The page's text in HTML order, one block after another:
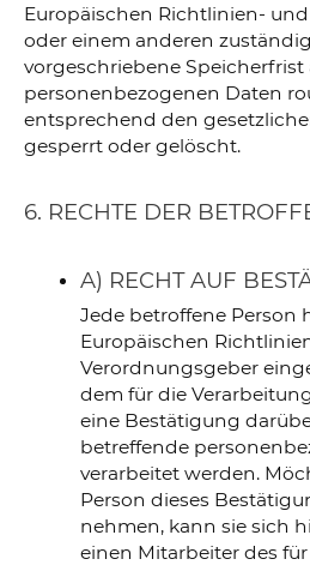
Europäischen Richtlinien-
oder einem anderen
vorgeschriebene Speicherfrist
personenbezogenen Daten
entsprechend den
gesperrt oder gelöscht.
6. RECHTE DER
A) RECHT AUF
Jede betroffene Person
Europäischen
Verordnungsgeber
dem für die
eine Bestätigung
betreffende
verarbeitet werden.
Person dieses
nehmen, kann sie sich
einen Mitarbeiter des